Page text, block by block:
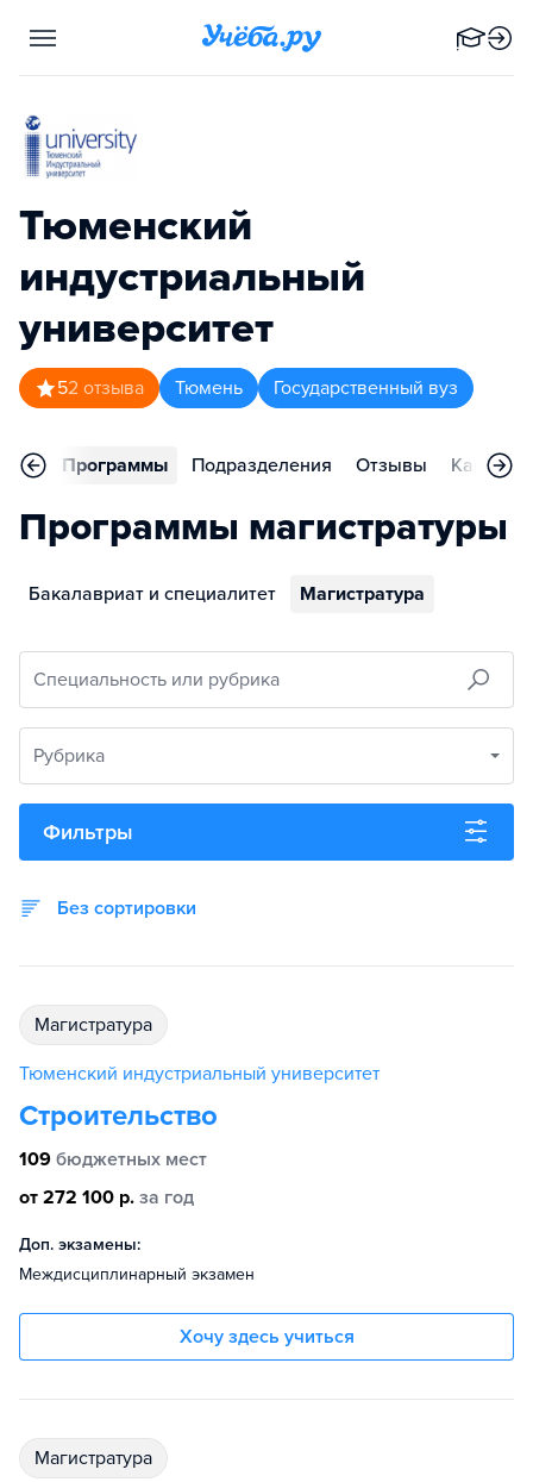
Тюменский
индустриальный
университет
52 отзыва Тюмень Государственный вуз
Программы Подразделения Отзывы Карьера
Программы магистратуры
Бакалавриат и специалитет Магистратура
Специальность или рубрика
Рубрика
Фильтры
Без сортировки
магистратура
Тюменский индустриальный университет
Строительство
109 бюджетных мест
от 272 100 р. за год
Доп. экзамены:
Междисциплинарный экзамен
Хочу здесь учиться
магистратура